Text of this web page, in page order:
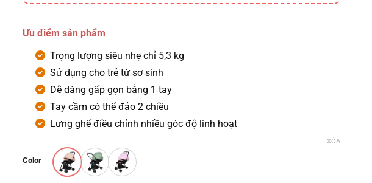
Ưu điểm sản phẩm
Trọng lượng siêu nhẹ chỉ 5,3 kg
Sử dụng cho trẻ từ sơ sinh
Dễ dàng gấp gọn bằng 1 tay
Tay cầm có thể đảo 2 chiều
Lưng ghế điều chỉnh nhiều góc độ linh hoạt
Color
XÓA